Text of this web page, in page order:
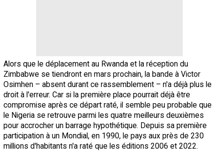
Alors que le déplacement au Rwanda et la réception du
Zimbabwe se tiendront en mars prochain, la bande à Victor
Osimhen – absent durant ce rassemblement – n'a déjà plus le
droit à l'erreur. Car si la première place pourrait déjà être
compromise après ce départ raté, il semble peu probable que
le Nigeria se retrouve parmi les quatre meilleurs deuxièmes
pour accrocher un barrage hypothétique. Depuis sa première
participation à un Mondial, en 1990, le pays aux près de 230
millions d'habitants n'a raté que les éditions 2006 et 2022.